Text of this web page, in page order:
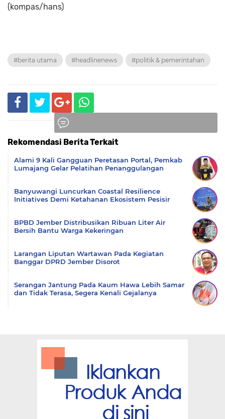
(kompas/hans)
#berita utama #headlinenews #politik & pemerintahan
Rekomendasi Berita Terkait
Alami 9 Kali Gangguan Peretasan Portal, Pemkab
Lumajang Gelar Pelatihan Penanggulangan
Banyuwangi Luncurkan Coastal Resilience
Initiatives Demi Ketahanan Ekosistem Pesisir
BPBD Jember Distribusikan Ribuan Liter Air
Bersih Bantu Warga Kekeringan
Larangan Liputan Wartawan Pada Kegiatan
Banggar DPRD Jember Disorot
Serangan Jantung Pada Kaum Hawa Lebih Samar
dan Tidak Terasa, Segera Kenali Gejalanya